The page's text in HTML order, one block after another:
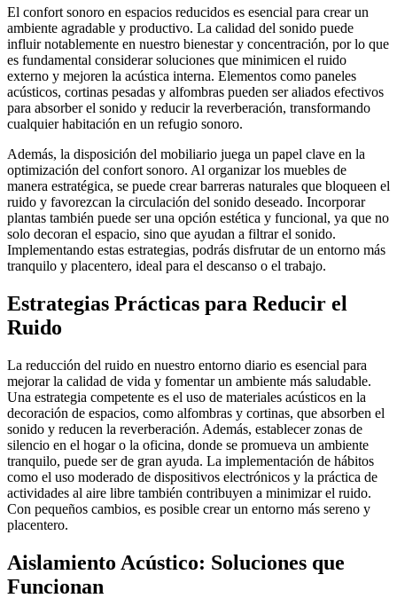
El confort sonoro en espacios reducidos es esencial para crear un
ambiente agradable y productivo. La calidad del sonido puede
influir notablemente en nuestro bienestar y concentración, por lo que
es fundamental considerar soluciones que minimicen el ruido
externo y mejoren la acústica interna. Elementos como paneles
acústicos, cortinas pesadas y alfombras pueden ser aliados efectivos
para absorber el sonido y reducir la reverberación, transformando
cualquier habitación en un refugio sonoro.
Además, la disposición del mobiliario juega un papel clave en la
optimización del confort sonoro. Al organizar los muebles de
manera estratégica, se puede crear barreras naturales que bloqueen el
ruido y favorezcan la circulación del sonido deseado. Incorporar
plantas también puede ser una opción estética y funcional, ya que no
solo decoran el espacio, sino que ayudan a filtrar el sonido.
Implementando estas estrategias, podrás disfrutar de un entorno más
tranquilo y placentero, ideal para el descanso o el trabajo.
Estrategias Prácticas para Reducir el
Ruido
La reducción del ruido en nuestro entorno diario es esencial para
mejorar la calidad de vida y fomentar un ambiente más saludable.
Una estrategia competente es el uso de materiales acústicos en la
decoración de espacios, como alfombras y cortinas, que absorben el
sonido y reducen la reverberación. Además, establecer zonas de
silencio en el hogar o la oficina, donde se promueva un ambiente
tranquilo, puede ser de gran ayuda. La implementación de hábitos
como el uso moderado de dispositivos electrónicos y la práctica de
actividades al aire libre también contribuyen a minimizar el ruido.
Con pequeños cambios, es posible crear un entorno más sereno y
placentero.
Aislamiento Acústico: Soluciones que
Funcionan